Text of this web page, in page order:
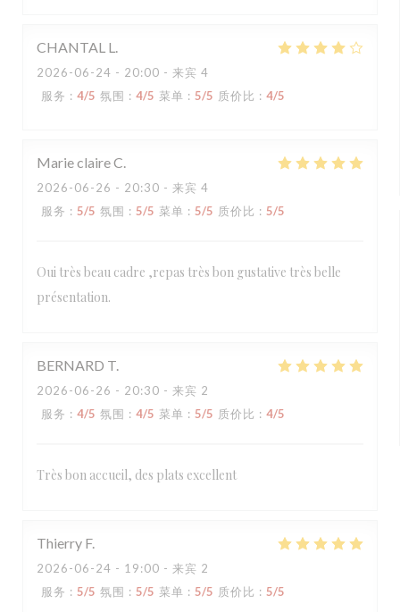
CHANTAL L
2026-06-24 - 20:00 - 来宾 4
服务 : 4/5 氛围 : 4/5 菜单 : 5/5 质价比 : 4/5
Marie claireC
2026-06-26 - 20:30 - 来宾 4
服务 : 5/5 氛围 : 5/5 菜单 : 5/5 质价比 : 5/5
Oui très beau cadre ,repas très bon gustative très belle
présentation.
BERNARD T
2026-06-26 - 20:30 - 来宾 2
服务 : 4/5 氛围 : 4/5 菜单 : 5/5 质价比 : 4/5
Très bon accueil, des plats excellent
Thierry F
2026-06-24 - 19:00 - 来宾 2
服务 : 5/5 氛围 : 5/5 菜单 : 5/5 质价比 : 5/5